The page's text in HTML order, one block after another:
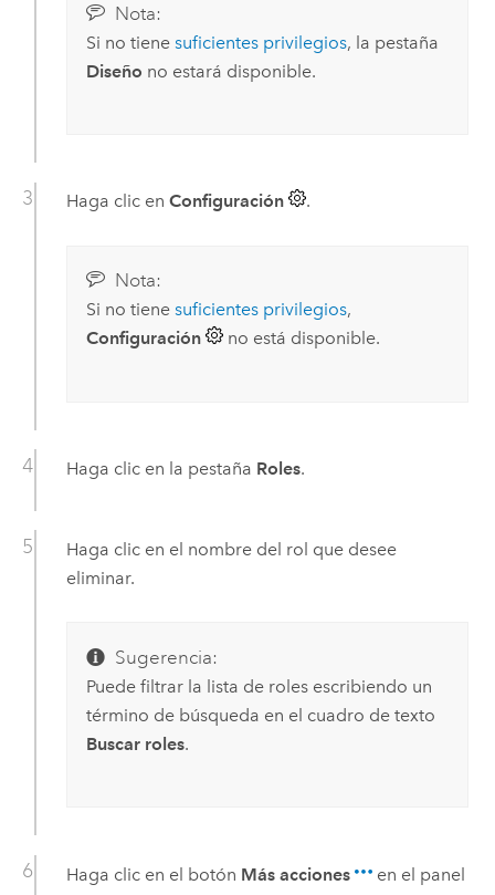
Nota:
Si no tiene suficientes privilegios, la pestaña
Diseño no estará disponible.
Haga clic en Configuración .
Nota:
Si no tiene suficientes privilegios,
Configuración
no está disponible.
Haga clic en la pestaña Roles.
Haga clic en el nombre del rol que desee
eliminar.
Sugerencia:
Puede filtrar la lista de roles escribiendo un
término de búsqueda en el cuadro de texto
Buscar roles.
Haga clic en el botón Más acciones
en el panel